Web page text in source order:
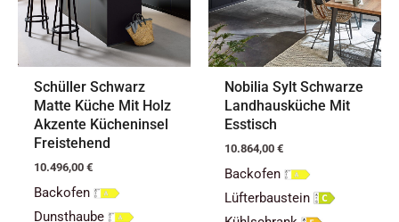
Schüller Schwarz
Matte Küche Mit Holz
Akzente Kücheninsel
Freistehend
10.496,00 €
Backofen
Dunsthaube
Nobilia Sylt Schwarze
Landhausküche Mit
Esstisch
10.864,00 €
Backofen
Lüfterbaustein